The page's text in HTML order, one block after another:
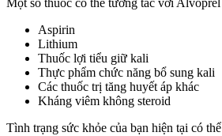
Một số thuốc có thể tương tác với
Aspirin
Lithium
Thuốc lợi tiểu giữ kali
Thực phẩm chức năng bổ sung kali
Các thuốc trị tăng huyết áp khác
Kháng viêm không steroid
Tình trạng sức khỏe của bạn hiện tại có